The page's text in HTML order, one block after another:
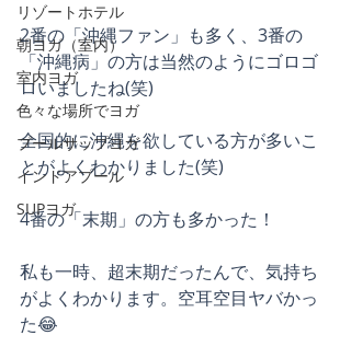
リゾートホテル
朝ヨガ（室内）
室内ヨガ
色々な場所でヨガ
プールサップヨガ
インドアプール
SUPヨガ
2番の「沖縄ファン」も多く、3番の
「沖縄病」の方は当然のようにゴロゴ
ロいましたね(笑)
全国的に沖縄を欲している方が多いこ
とがよくわかりました(笑)
4番の「末期」の方も多かった！
私も一時、超末期だったんで、気持ち
がよくわかります。空耳空目ヤバかっ
た😂